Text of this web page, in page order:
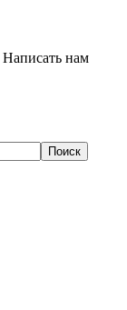
Написать нам